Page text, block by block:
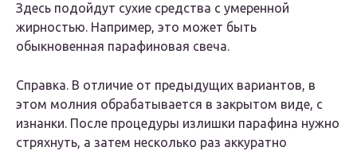
Здесь подойдут сухие средства с умеренной
жирностью. Например, это может быть
обыкновенная парафиновая свеча.
Справка. В отличие от предыдущих вариантов, в
этом молния обрабатывается в закрытом виде, с
изнанки. После процедуры излишки парафина нужно
стряхнуть, а затем несколько раз аккуратно